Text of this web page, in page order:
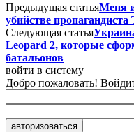
Предыдущая статьяМеня
убийстве
Следующая статья
Leopard 2, которые
батальонов
войти в систему
Добро пожаловать!